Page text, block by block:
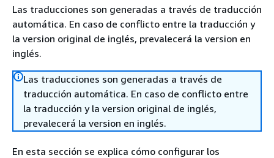
Las traducciones son generadas a través de traducción
automática. En caso de conflicto entre la traducción y
la version original de inglés, prevalecerá la version en
inglés.
Las traducciones son generadas a través de
traducción automática. En caso de conflicto entre
la traducción y la version original de inglés,
prevalecerá la version en inglés.
En esta sección se explica cómo configurar los